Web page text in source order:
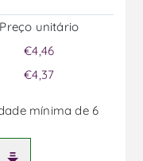
Preço unitário
€4,46
€4,37
mínima de 6